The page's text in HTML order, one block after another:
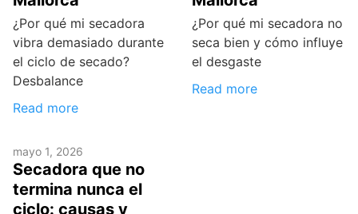
¿Por qué mi secadora
vibra demasiado durante
el ciclo de secado?
Desbalance
Read more
¿Por qué mi secadora no
seca bien y cómo influye
el desgaste
Read more
mayo 1, 2026
Secadora que no
termina nunca el
ciclo: causas y